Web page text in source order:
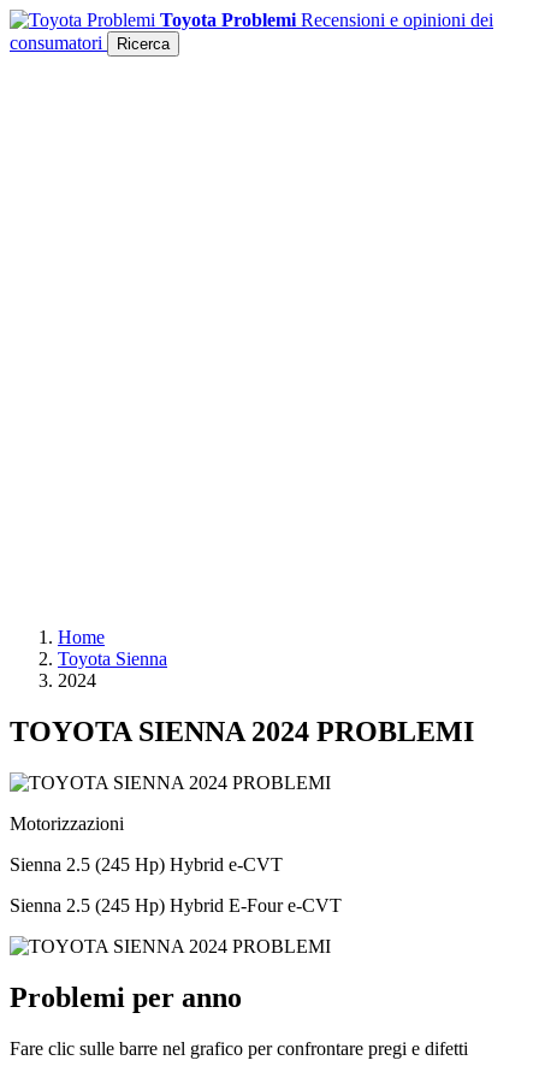
Toyota Problemi Recensioni e opinioni dei
consumatori
Ricerca
Home
Toyota Sienna
2024
TOYOTA SIENNA 2024 PROBLEMI
Motorizzazioni
Sienna 2.5 (245 Hp) Hybrid e-CVT
Sienna 2.5 (245 Hp) Hybrid E-Four e-CVT
Problemi per anno
Fare clic sulle barre nel grafico per confrontare pregi e difetti